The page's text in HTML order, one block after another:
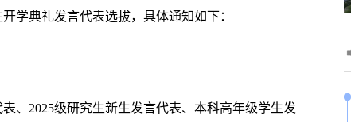
学典礼发言代表选拔，具体通知如下：
、2025级研究生新生发言代表、本科高年级学生发